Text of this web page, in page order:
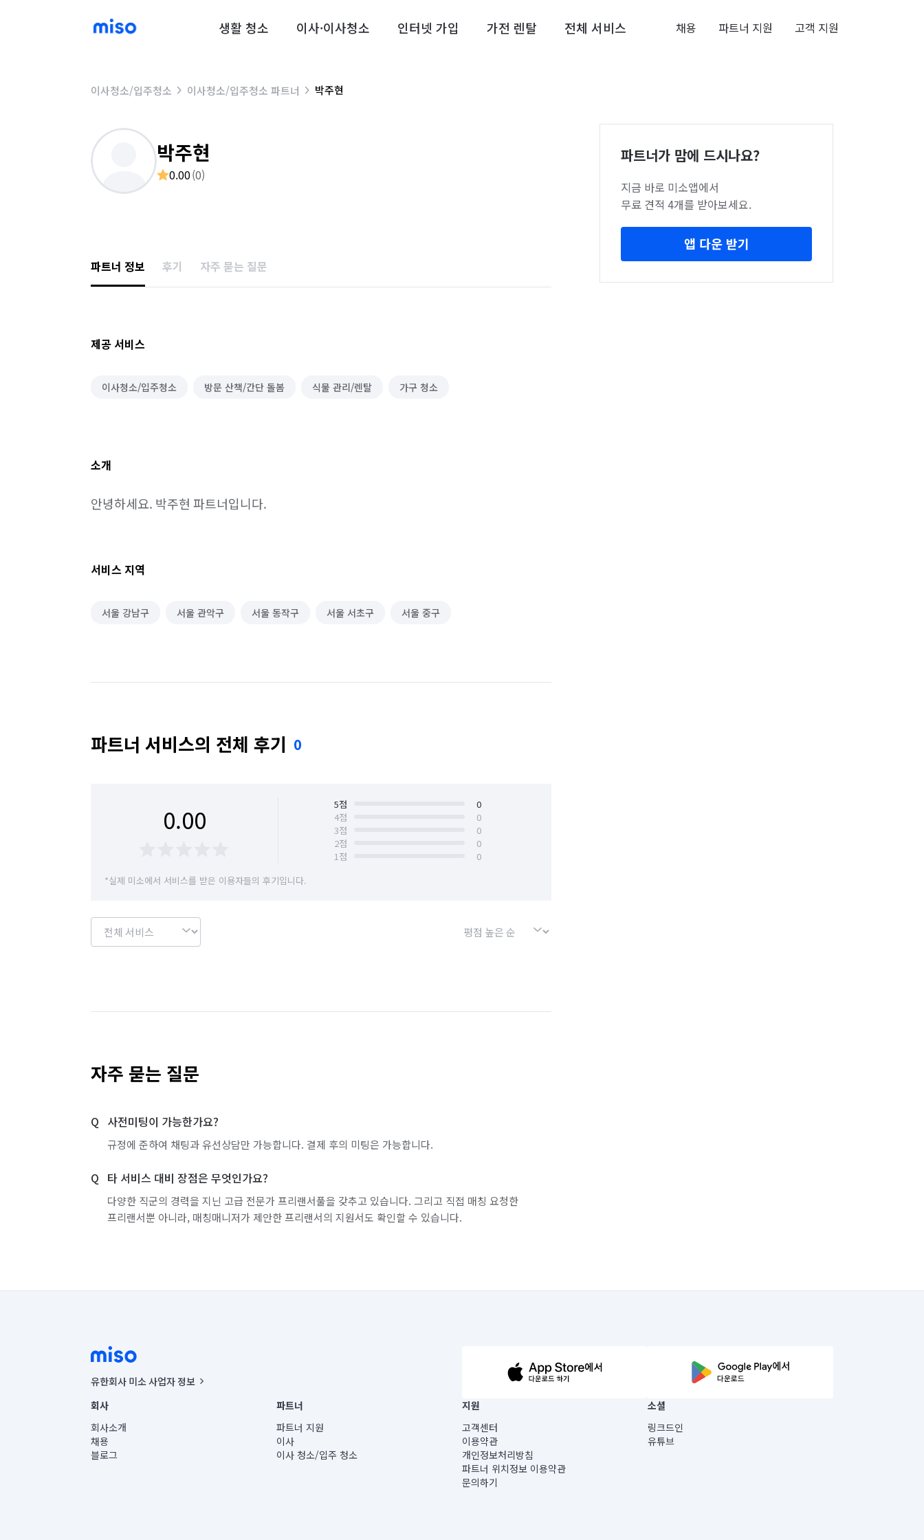
생활 청소 이사·이사청소 인터넷 가입 가전 렌탈 전체 서비스 채용 파트너 지원 고객 지원
이사청소/입주청소 이사청소/입주청소 파트너 박주현
박주현
0.00(0)
파트너 정보 후기 자주 묻는 질문
제공 서비스
이사청소/입주청소 방문 산책/간단 돌봄 식물 관리/렌탈 가구 청소
소개
안녕하세요. 박주현 파트너입니다.
서비스 지역
서울 강남구 서울 관악구 서울 동작구 서울 서초구 서울 중구
파트너 서비스의 전체 후기 0
0.00 5점
0
4점
0
3점
0
2점
0
1점
0
*실제 미소에서 서비스를 받은 이용자들의 후기입니다.
자주 묻는 질문
사전미팅이 가능한가요?
규정에 준하여 채팅과 유선상담만 가능합니다. 결제 후의 미팅은 가능합니다.
타 서비스 대비 장점은 무엇인가요?
다양한 직군의 경력을 지닌 고급 전문가 프리랜서풀을 갖추고 있습니다. 그리고 직접 매칭 요청한
프리랜서뿐 아니라, 매칭매니저가 제안한 프리랜서의 지원서도 확인할 수 있습니다.
파트너가 맘에 드시나요?
지금 바로 미소앱에서
무료 견적 4개를 받아보세요.
앱 다운 받기
유한회사 미소 사업자 정보
사업자등록번호 : 291-87-00271 | 인허가번호 : 2016-3220163-14-5-00019 |
통신판매신고번호 : 2024-서울종로-1400(공정거래위원회 정보) |
대표이사 : CHING VICTOR COLUMBIA RHEE
주소 | 본사: 서울특별시 종로구 율곡로 6(중학동, 트윈트리빌딩) B동 5층
컨택센터 : 서울특별시 종로구 수송동 율곡로 24, 7층, 8층 미소
회사
회사소개
채용
블로그
파트너
파트너 지원
이사
이사 청소/입주 청소
지원
고객센터
이용약관
개인정보처리방침
파트너 위치정보 이용약관
문의하기
소셜
링크드인
유튜브